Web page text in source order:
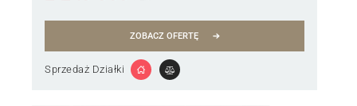
ZOBACZ OFERTĘ
Sprzedaż Działki